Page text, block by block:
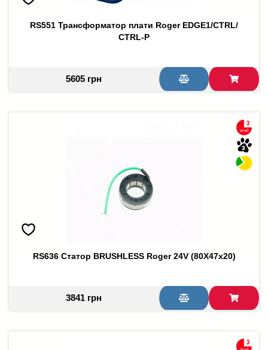
RS551 Трансформатор плати Roger EDGE1/CTRL/
CTRL-P
5605 грн
RS636 Статор BRUSHLESS Roger 24V (80X47х20)
3841 грн